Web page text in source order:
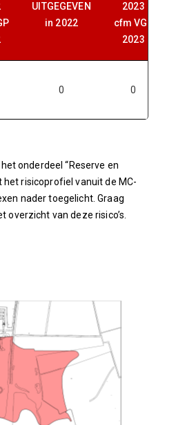
UITGEGEVEN
in 2022
2023
cfm VGP
2023
0 0
onderdeel “Reserve en
het risicoprofiel vanuit de MC-
nader toegelicht. Graag
overzicht van deze risico’s.